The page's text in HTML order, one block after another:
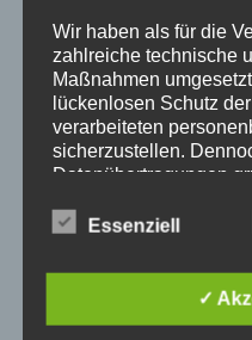
VonRedaktion
Wir haben als für die
zahlreiche technische
Maßnahmen
lückenlosen Schutz
verarbeiteten
sicherzustellen.
Datenübertragungen
Schutz nicht
frei,
alternativen Wegen,
Essenziell
✓